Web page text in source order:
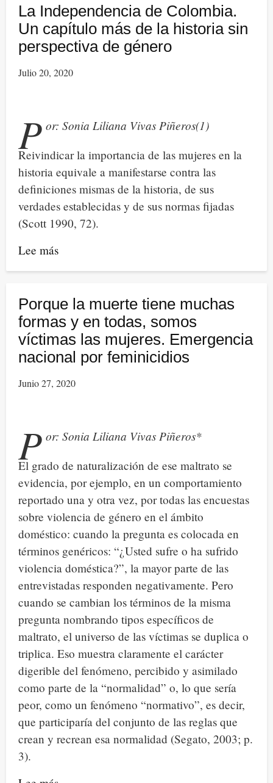
feministas
y
menos
empoderamientos
femeninos
La Independencia de Colombia.
Un capítulo más de la historia sin
perspectiva de género
Julio 20, 2020
P or: Sonia Liliana Vivas Piñeros(1)
Reivindicar la importancia de las mujeres en la
historia equivale a manifestarse contra las
definiciones mismas de la historia, de sus
verdades establecidas y de sus normas fijadas
(Scott 1990, 72).
Lee más
La
de
Colombia.
Un
capítulo
de
sin
de
género
Porque la muerte tiene muchas
formas y en todas, somos
víctimas las mujeres. Emergencia
nacional por feminicidios
Junio 27, 2020
P or: Sonia Liliana Vivas Piñeros*
El grado de naturalización de ese maltrato se
evidencia, por ejemplo, en un comportamiento
reportado una y otra vez, por todas las encuestas
sobre violencia de género en el ámbito
doméstico: cuando la pregunta es colocada en
términos genéricos: “¿Usted sufre o ha sufrido
violencia doméstica?”, la mayor parte de las
entrevistadas responden negativamente. Pero
cuando se cambian los términos de la misma
pregunta nombrando tipos específicos de
maltrato, el universo de las víctimas se duplica o
triplica. Eso muestra claramente el carácter
digerible del fenómeno, percibido y asimilado
como parte de la “normalidad” o, lo que sería
peor, como un fenómeno “normativo”, es decir,
que participaría del conjunto de las reglas que
crean y recrean esa normalidad (Segato, 2003; p.
3).